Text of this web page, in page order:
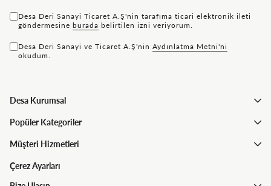
Desa Deri Sanayi Ticaret A.Ş'nin tarafıma ticari elektronik ileti
göndermesine bu rada belirtilen izni veriyorum.
Desa Deri Sanayi ve Ticaret A.Ş'nin Aydınlatma Metni'ni
okudum.
Desa Kurumsal
Popüler Kategoriler
Müşteri Hizmetleri
Çerez Ayarları